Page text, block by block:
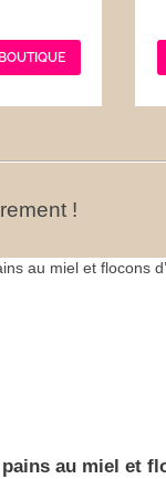
!
au miel et